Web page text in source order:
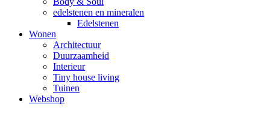
edelstenen en mineralen
Edelstenen
Wonen
Architectuur
Duurzaamheid
Interieur
Tiny house living
Tuinen
Webshop